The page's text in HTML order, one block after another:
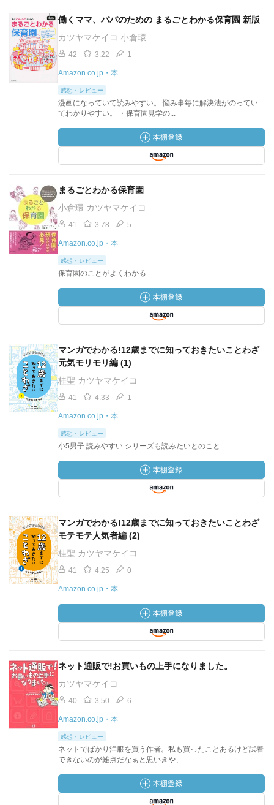
働くママ、パパのための まるごとわかる保育園 新版
カツヤマケイコ 小倉環
42 3.22 1
Amazon.co.jp・本
感想・レビュー
漫画になっていて読みやすい。 悩み事毎に解決法がのってい
てわかりやすい。 ・保育園見学の...
まるごとわかる保育園
小倉環 カツヤマケイコ
41 3.78 5
Amazon.co.jp・本
感想・レビュー
保育園のことがよくわかる
マンガでわかる!12歳までに知っておきたいことわざ
元気モリモリ編 (1)
桂聖 カツヤマケイコ
41 4.33 1
Amazon.co.jp・本
感想・レビュー
小5男子 読みやすい シリーズも読みたいとのこと
マンガでわかる!12歳までに知っておきたいことわざ
モテモテ人気者編 (2)
桂聖 カツヤマケイコ
41 4.25 0
Amazon.co.jp・本
ネット通販で!お買いもの上手になりました。
カツヤマケイコ
40 3.50 6
Amazon.co.jp・本
感想・レビュー
ネットでばかり洋服を買う作者。私も買ったことあるけど試着
できないのが難点だなぁと思いきや、...